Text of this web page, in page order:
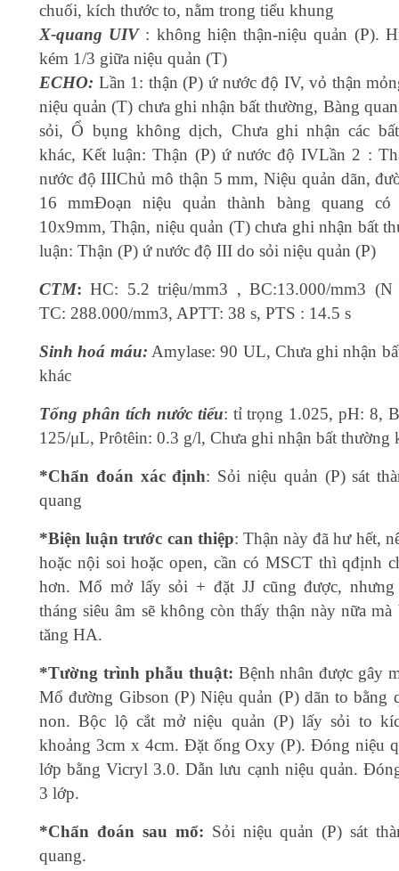
chuối, kích thước to, nằm trong tiểu khung
X-quang UIV : không hiện thận-niệu quản (P).
kém 1/3 giữa niệu quản (T)
ECHO: Lần 1: thận (P) ứ nước độ IV, vỏ thận
niệu quản (T) chưa ghi nhận bất thường, Bàng
sỏi, Ổ bụng không dịch, Chưa ghi nhận các
khác, Kết luận: Thận (P) ứ nước độ IVLần 2 :
nước độ IIIChủ mô thận 5 mm, Niệu quản dãn,
16 mmĐoạn niệu quản thành bàng quang có
10x9mm, Thận, niệu quản (T) chưa ghi nhận bất
luận: Thận (P) ứ nước độ III do sỏi niệu quản (P)
CTM:HC: 5.2 triệu/mm3 , BC:13.000/mm3 (N
TC: 288.000/mm3, APTT: 38 s, PTS : 14.5 s
Sinh hoá máu: Amylase: 90 UL, Chưa ghi nhận
khác
Tổng phân tích nước tiểu: tỉ trọng 1.025, pH: 8,
125/μL, Prôtêin: 0.3 g/l, Chưa ghi nhận bất thường
*Chẩn đoán xác định: Sỏi niệu quản (P) sát
quang
*Biện luận trước can thiệp: Thận này đã hư hết,
hoặc nội soi hoặc open, cần có MSCT thì qđịnh
hơn. Mổ mở lấy sỏi + đặt JJ cũng được, nhưng
tháng siêu âm sẽ không còn thấy thận này nữa
tăng HA.
*Tường trình phẫu thuật: Bệnh nhân được gây
Mổ đường Gibson (P) Niệu quản (P) dãn to bằng
non. Bộc lộ cắt mở niệu quản (P) lấy sỏi to
khoảng 3cm x 4cm. Đặt ống Oxy (P). Đóng niệu
lớp bằng Vicryl 3.0. Dẫn lưu cạnh niệu quản.
3 lớp.
*Chẩn đoán sau mổ: Sỏi niệu quản (P) sát
quang.